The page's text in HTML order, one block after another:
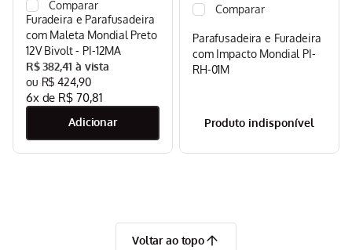
Furadeira e Parafusadeira
com Maleta Mondial Preto
12V Bivolt - PI-12MA
R$ 382,41
R$ 424,90
6x de R$ 70,81
Parafusadeira e Furadeira
com Impacto Mondial PI-
RH-01M
Produto indisponível
Voltar ao topo